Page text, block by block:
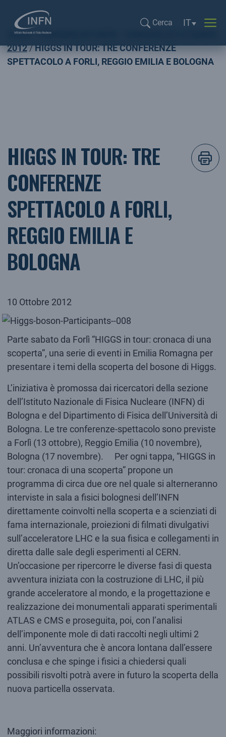
Cerca
Selezione
IT
Home
COMUNICATI INFN
2012
HIGGS IN TOUR: TRE CONFERENZE
SPETTACOLO A FORLI, REGGIO EMILIA E BOLOGNA
HIGGS IN TOUR: TRE
CONFERENZE
SPETTACOLO A FORLI,
REGGIO EMILIA E
BOLOGNA
10 Ottobre 2012
Parte sabato da Forlì “HIGGS in tour: cronaca di una
scoperta”, una serie di eventi in Emilia Romagna per
presentare i temi della scoperta del bosone di Higgs.
L’iniziativa è promossa dai ricercatori della sezione
dell’Istituto Nazionale di Fisica Nucleare (INFN) di
Bologna e del Dipartimento di Fisica dell’Università di
Bologna. Le tre conferenze-spettacolo sono previste
a Forlì (13 ottobre), Reggio Emilia (10 novembre),
Bologna (17 novembre). Per ogni tappa, “HIGGS in
tour: cronaca di una scoperta” propone un
programma di circa due ore nel quale si alterneranno
interviste in sala a fisici bolognesi dell’INFN
direttamente coinvolti nella scoperta e a scienziati di
fama internazionale, proiezioni di filmati divulgativi
sull’acceleratore LHC e la sua fisica e collegamenti in
diretta dalle sale degli esperimenti al CERN.
Un’occasione per ripercorre le diverse fasi di questa
avventura iniziata con la costruzione di LHC, il più
grande acceleratore al mondo, e la progettazione e
realizzazione dei monumentali apparati sperimentali
ATLAS e CMS e proseguita, poi, con l’analisi
dell’imponente mole di dati raccolti negli ultimi 2
anni. Un’avventura che è ancora lontana dall’essere
conclusa e che spinge i fisici a chiedersi quali
possibili risvolti potrà avere in futuro la scoperta della
nuova particella osservata.
Maggiori informazioni: